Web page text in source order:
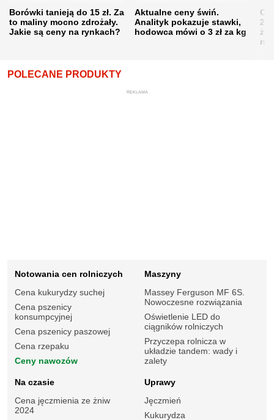
Borówki tanieją do 15 zł. Za
to maliny mocno zdrożały.
Jakie są ceny na rynkach?
Aktualne ceny świń.
Analityk pokazuje stawki,
hodowca mówi o 3 zł za kg
POLECANE PRODUKTY
REKLAMA
Notowania cen rolniczych
Cena kukurydzy suchej
Cena pszenicy
konsumpcyjnej
Cena pszenicy paszowej
Cena rzepaku
Ceny nawozów
Maszyny
Massey Ferguson MF 6S.
Nowoczesne rozwiązania
Oświetlenie LED do
ciągników rolniczych
Przyczepa rolnicza w
układzie tandem: wady i
zalety
Na czasie
Cena jęczmienia ze żniw
2024
Uprawy
Jęczmień
Kukurydza